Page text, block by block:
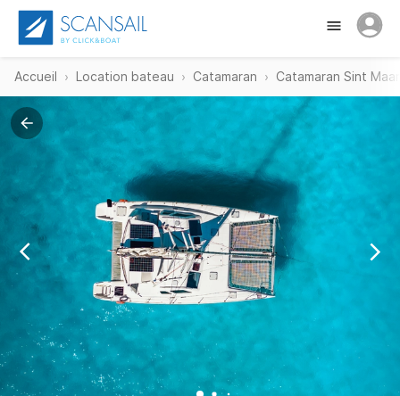
Accueil Location bateau Catamaran Catamaran Sint